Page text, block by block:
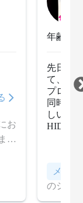
す
年齢：
先日は
て、通
プロの
同時に
しいで
HIDE さ
メン
のシス